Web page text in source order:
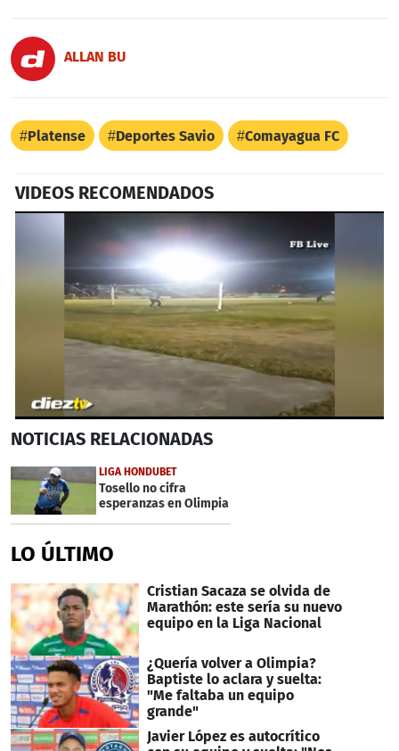
ALLAN BU
Platense Deportes Savio Comayagua FC
VIDEOS RECOMENDADOS
seconds
47
seconds
NOTICIAS RELACIONADAS
LIGA HONDUBET
Tosello no cifra
esperanzas en Olimpia
LO ÚLTIMO
Cristian Sacaza se olvida de
Marathón: este sería su nuevo
equipo en la Liga Nacional
¿Quería volver a Olimpia?
Baptiste lo aclara y suelta:
"Me faltaba un equipo
grande"
Javier López es autocrítico